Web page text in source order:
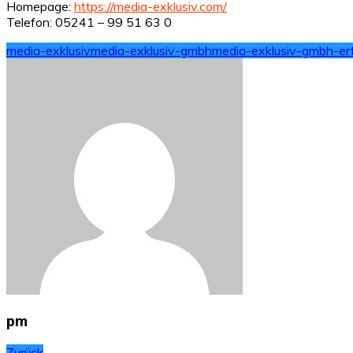
Homepage: https://media-exklusiv.com/
Telefon: 05241 – 99 51 63 0
media-exklusivmedia-exklusiv-gmbhmedia-exklusiv-gmbh-
pm